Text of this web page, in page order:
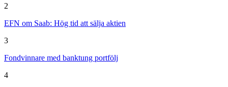
2
EFN om Saab: Hög tid att sälja aktien
3
Fondvinnare med banktung portfölj
4